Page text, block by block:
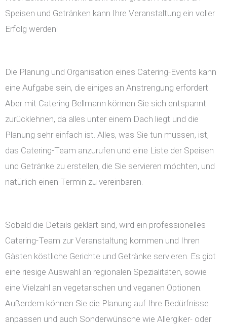
Speisen und Getränken kann Ihre Veranstaltung ein voller
Erfolg werden!
Die Planung und Organisation eines Catering-Events kann
eine Aufgabe sein, die einiges an Anstrengung erfordert.
Aber mit Catering Bellmann können Sie sich entspannt
zurücklehnen, da alles unter einem Dach liegt und die
Planung sehr einfach ist. Alles, was Sie tun müssen, ist,
das Catering-Team anzurufen und eine Liste der Speisen
und Getränke zu erstellen, die Sie servieren möchten, und
natürlich einen Termin zu vereinbaren.
Sobald die Details geklärt sind, wird ein professionelles
Catering-Team zur Veranstaltung kommen und Ihren
Gästen köstliche Gerichte und Getränke servieren. Es gibt
eine riesige Auswahl an regionalen Spezialitäten, sowie
eine Vielzahl an vegetarischen und veganen Optionen.
Außerdem können Sie die Planung auf Ihre Bedürfnisse
anpassen und auch Sonderwünsche wie Allergiker- oder